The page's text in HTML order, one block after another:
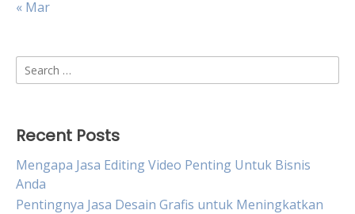
« Mar
Search
for:
Recent Posts
Mengapa Jasa Editing Video Penting Untuk Bisnis
Anda
Pentingnya Jasa Desain Grafis untuk Meningkatkan